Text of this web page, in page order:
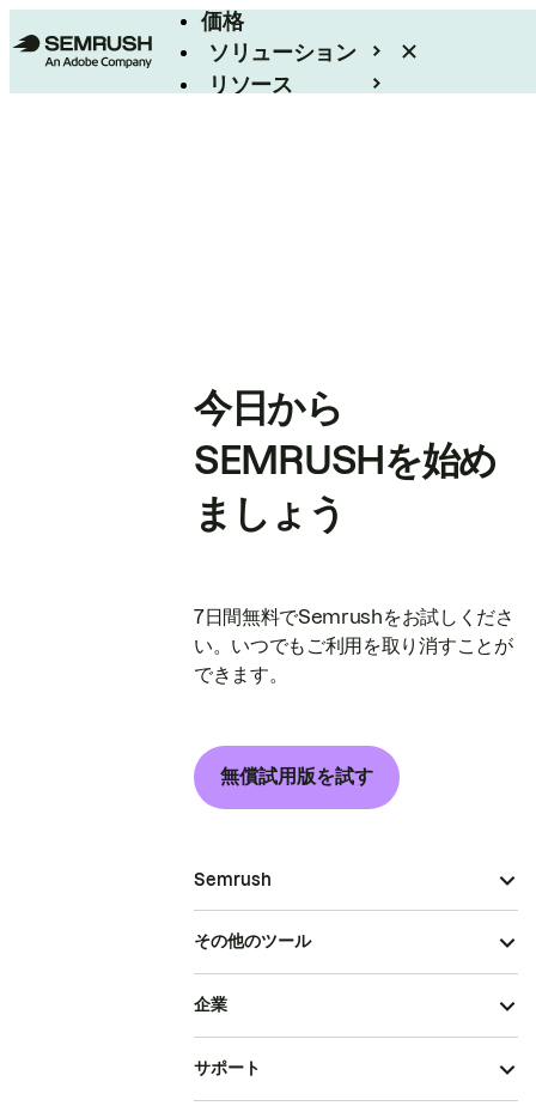
価格
ソリューション
リソース
今日から
SEMRUSHを始め
ましょう
7日間無料でSemrushをお試しくださ
い。いつでもご利用を取り消すことが
できます。
無償試用版を試す
Semrush
その他のツール
企業
サポート